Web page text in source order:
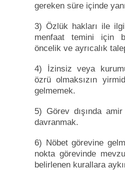
gereken süre içinde
3) Özlük hakları ile
menfaat temini için
öncelik ve ayrıcalık
4) İzinsiz veya
özrü olmaksızın
gelmemek.
5) Görev dışında
davranmak.
6) Nöbet görevine
nokta görevinde
belirlenen kurallara